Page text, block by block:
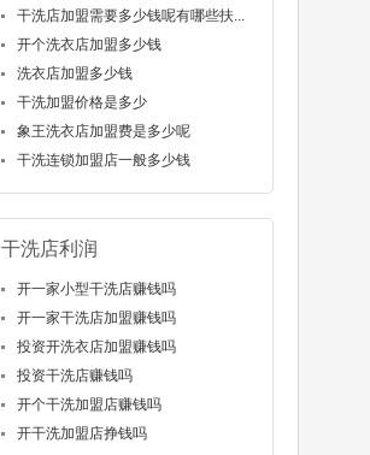
干洗店加盟需要多少钱呢有哪些扶...
开个洗衣店加盟多少钱
洗衣店加盟多少钱
干洗加盟价格是多少
象王洗衣店加盟费是多少呢
干洗连锁加盟店一般多少钱
干洗店利润
开一家小型干洗店赚钱吗
开一家干洗店加盟赚钱吗
投资开洗衣店加盟赚钱吗
投资干洗店赚钱吗
开个干洗加盟店赚钱吗
开干洗加盟店挣钱吗